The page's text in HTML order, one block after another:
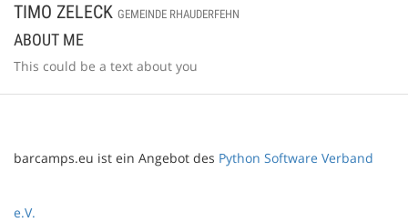
TIMO ZELECK GEMEINDE RHAUDERFEHN
ABOUT ME
This could be a text about you
barcamps.eu ist ein Angebot des Python Software Verband
e.V.